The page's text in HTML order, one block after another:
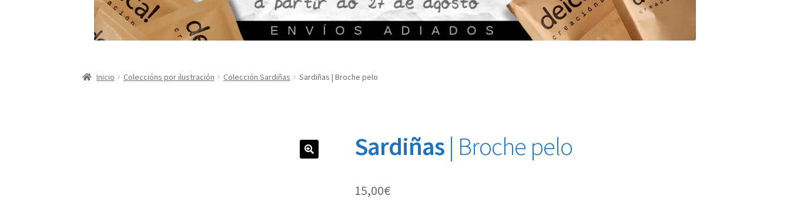
Inicio Coleccións por ilustración Colección Sardiñas Sardiñas | Broche pelo
Sardiñas| Broche pelo
15,00€